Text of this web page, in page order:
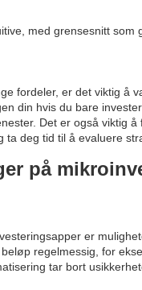
med grensesnitt
fordeler, er det viktig å
din hvis du bare
Det er også viktig
deg tid til å evaluere
på
er
regelmessig, for
tar bort